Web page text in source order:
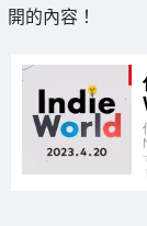
開的內容！